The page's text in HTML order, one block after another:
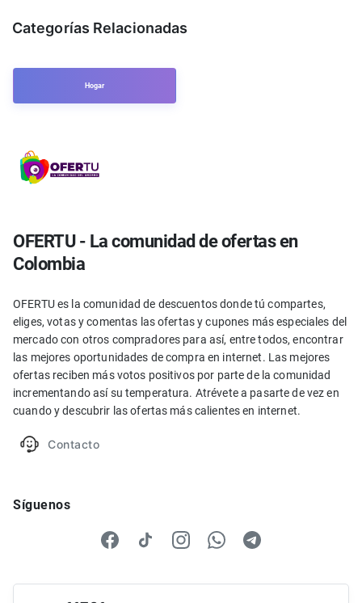
Categorías Relacionadas
Hogar
OFERTU - La comunidad de ofertas en
Colombia
OFERTU es la comunidad de descuentos donde tú compartes,
eliges, votas y comentas las ofertas y cupones más especiales del
mercado con otros compradores para así, entre todos, encontrar
las mejores oportunidades de compra en internet. Las mejores
ofertas reciben más votos positivos por parte de la comunidad
incrementando así su temperatura. Atrévete a pasarte de vez en
cuando y descubrir las ofertas más calientes en internet.
Contacto
Síguenos